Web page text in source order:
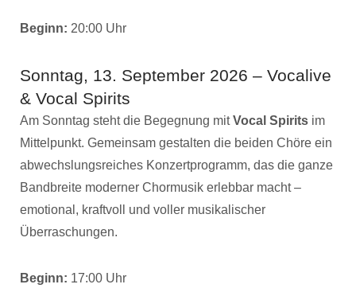
Beginn: 20:00 Uhr
Sonntag, 13. September 2026 – Vocalive
& Vocal Spirits
Am Sonntag steht die Begegnung mitVocal Spirits im
Mittelpunkt. Gemeinsam gestalten die beiden Chöre ein
abwechslungsreiches Konzertprogramm, das die ganze
Bandbreite moderner Chormusik erlebbar macht –
emotional, kraftvoll und voller musikalischer
Überraschungen.
Beginn: 17:00 Uhr